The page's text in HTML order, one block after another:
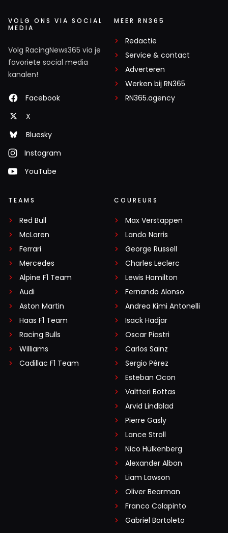
VOLG ONS VIA SOCIAL
MEDIA
Volg RacingNews365 via je
favoriete social media
kanalen!
Facebook
X
Bluesky
Instagram
YouTube
MEER RN365
Redactie
Service & contact
Adverteren
Werken bij RN365
RN365.agency
TEAMS
Red Bull
McLaren
Ferrari
Mercedes
Alpine F1 Team
Audi
Aston Martin
Haas F1 Team
Racing Bulls
Williams
Cadillac F1 Team
COUREURS
Max Verstappen
Lando Norris
George Russell
Charles Leclerc
Lewis Hamilton
Fernando Alonso
Andrea Kimi Antonelli
Isack Hadjar
Oscar Piastri
Carlos Sainz
Sergio Pérez
Esteban Ocon
Valtteri Bottas
Arvid Lindblad
Pierre Gasly
Lance Stroll
Nico Hülkenberg
Alexander Albon
Liam Lawson
Oliver Bearman
Franco Colapinto
Gabriel Bortoleto